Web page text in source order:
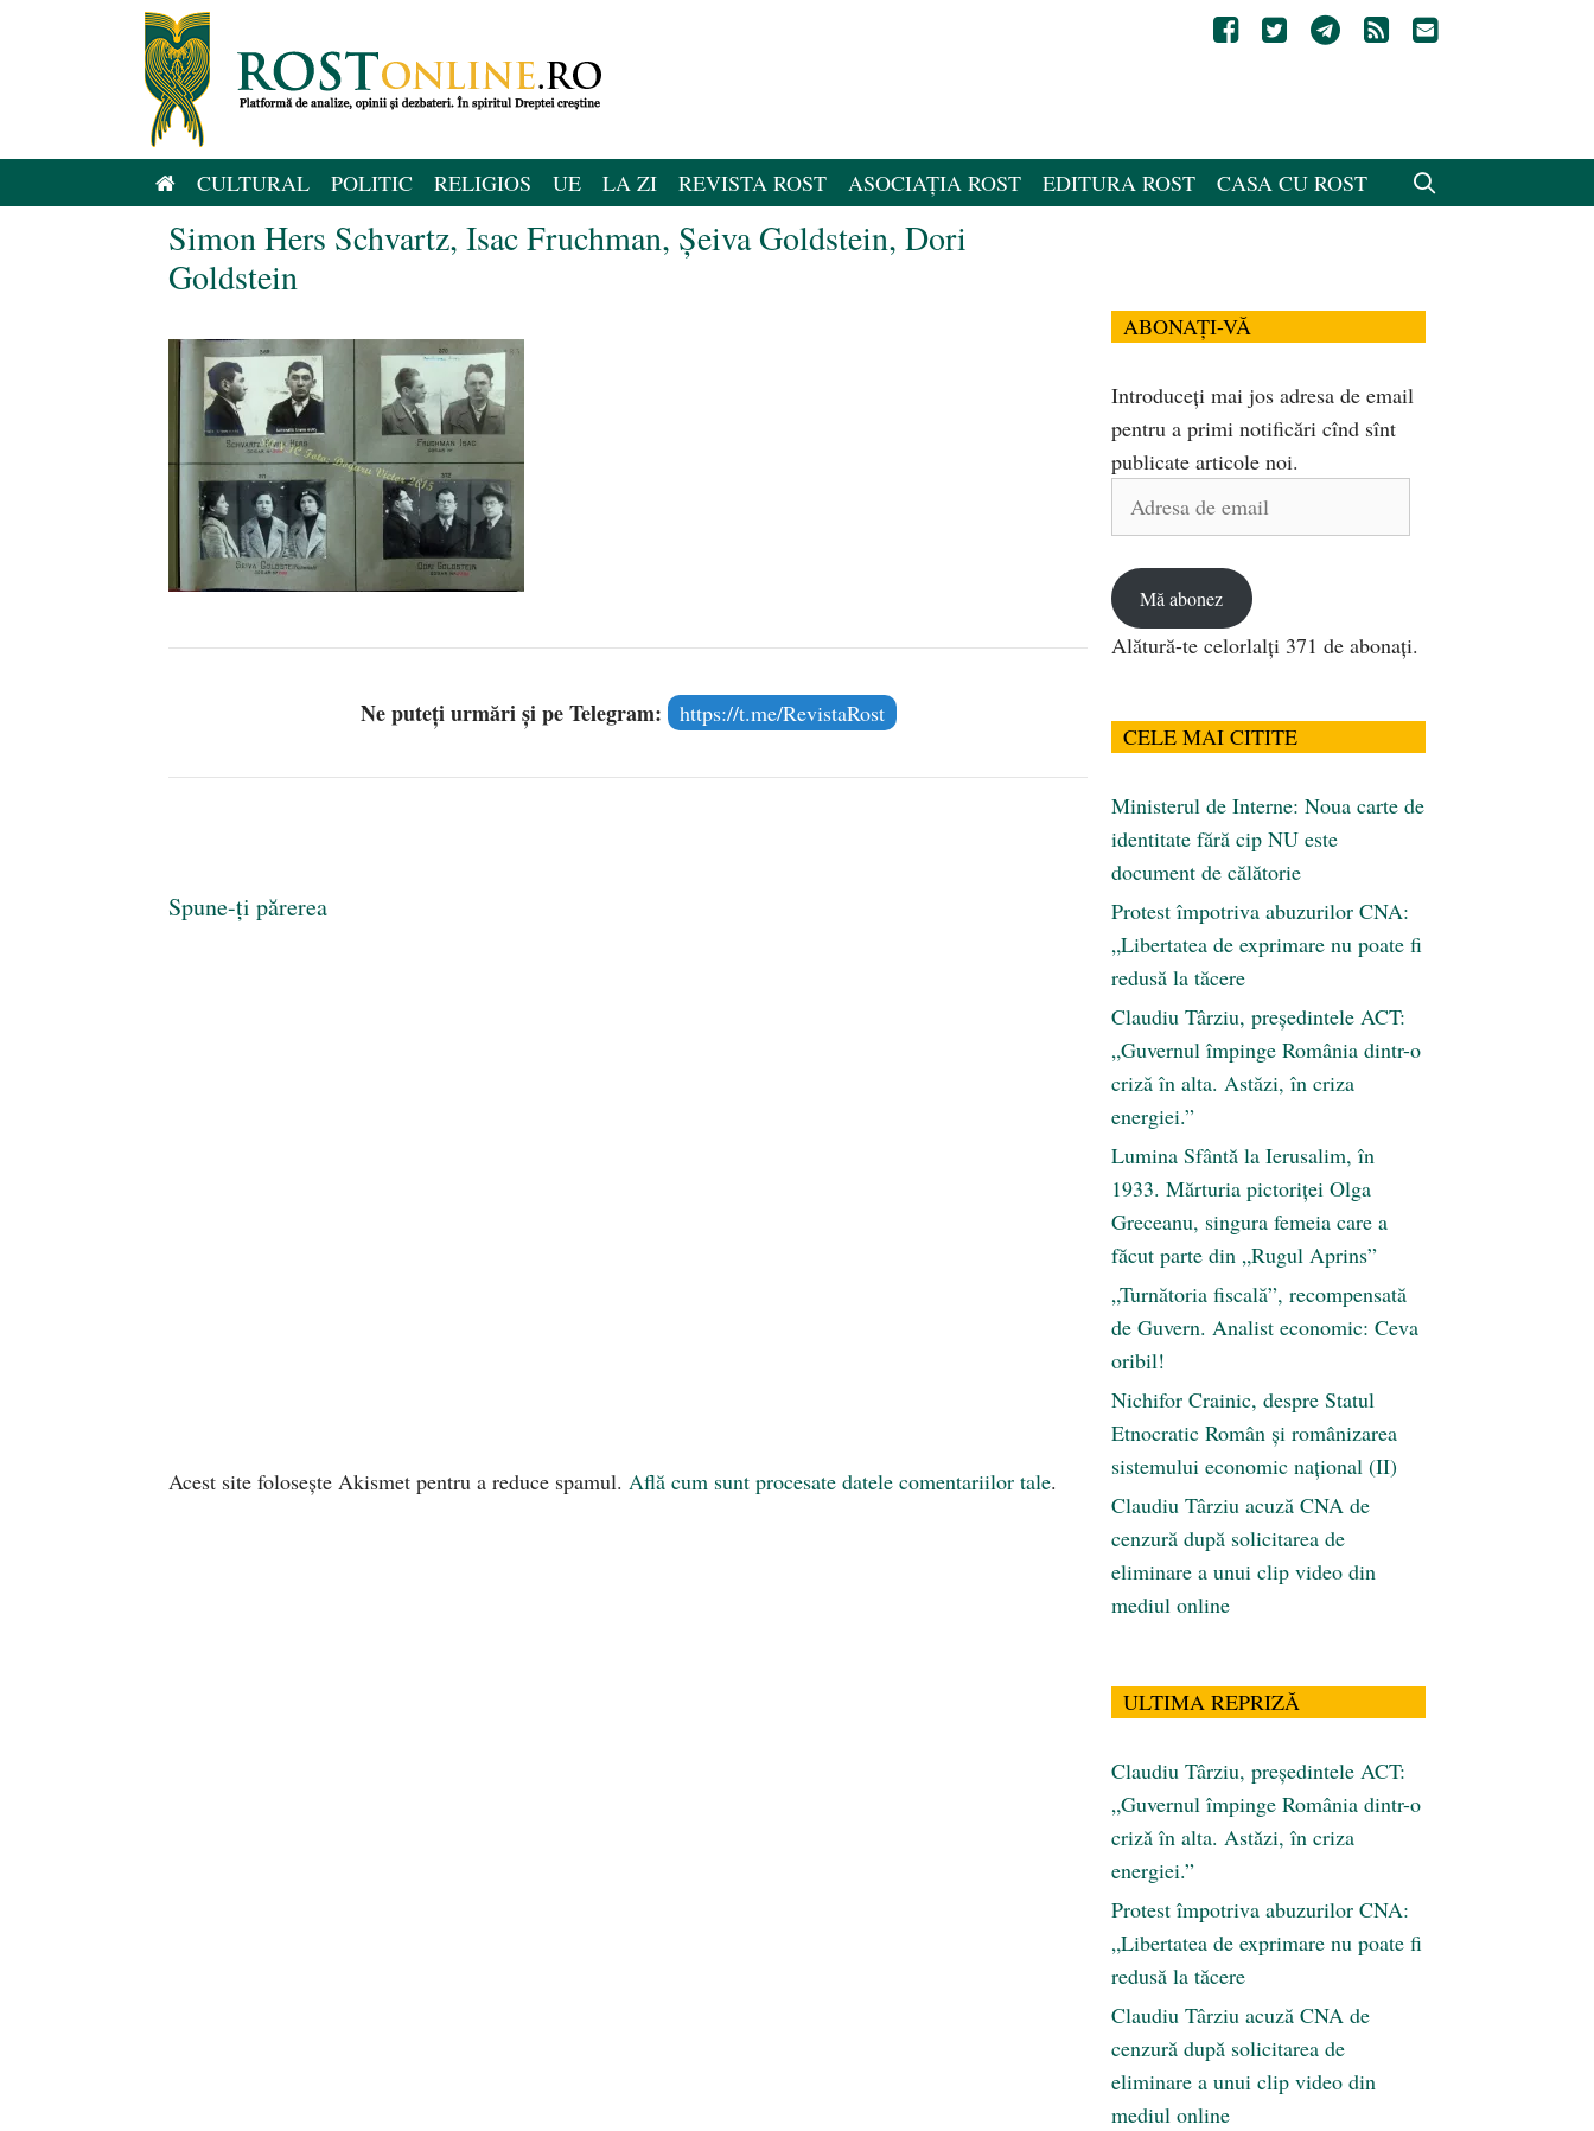
CULTURAL POLITIC RELIGIOS UE LA ZI REVISTA ROST ASOCIAȚIA ROST EDITURA ROST CASA CU ROST
Simon Hers Schvartz, Isac Fruchman, Șeiva Goldstein, Dori
Goldstein
Ne puteți urmări și pe Telegram: https://t.me/RevistaRost
Spune-ți părerea
Acest site folosește Akismet pentru a reduce spamul. Află cum sunt procesate datele comentariilor tale.
ABONAȚI-VĂ
Introduceți mai jos adresa de email
pentru a primi notificări cînd sînt
publicate articole noi.
Adresa
Mă abonez
Alătură-te celorlalți 371 de abonați.
CELE MAI CITITE
Ministerul de Interne: Noua carte de
identitate fără cip NU este
document de călătorie
Protest împotriva abuzurilor CNA:
„Libertatea de exprimare nu poate fi
redusă la tăcere
Claudiu Târziu, președintele ACT:
„Guvernul împinge România dintr-o
criză în alta. Astăzi, în criza
energiei.”
Lumina Sfântă la Ierusalim, în
1933. Mărturia pictoriței Olga
Greceanu, singura femeia care a
făcut parte din „Rugul Aprins”
„Turnătoria fiscală”, recompensată
de Guvern. Analist economic: Ceva
oribil!
Nichifor Crainic, despre Statul
Etnocratic Român şi românizarea
sistemului economic naţional (II)
Claudiu Târziu acuză CNA de
cenzură după solicitarea de
eliminare a unui clip video din
mediul online
ULTIMA REPRIZĂ
Claudiu Târziu, președintele ACT:
„Guvernul împinge România dintr-o
criză în alta. Astăzi, în criza
energiei.”
Protest împotriva abuzurilor CNA:
„Libertatea de exprimare nu poate fi
redusă la tăcere
Claudiu Târziu acuză CNA de
cenzură după solicitarea de
eliminare a unui clip video din
mediul online